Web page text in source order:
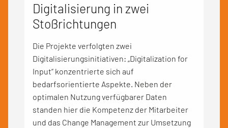
Digitalisierung in zwei
Stoßrichtungen
Die Projekte verfolgten zwei
Digitalisierungsinitiativen: „Digitalization for
Input“ konzentrierte sich auf
bedarfsorientierte Aspekte. Neben der
optimalen Nutzung verfügbarer Daten
standen hier die Kompetenz der Mitarbeiter
und das Change Management zur Umsetzung